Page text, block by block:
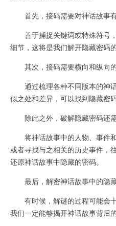
首先，接码需要对神话故事有
善于捕捉关键词或特殊符号
细节，这将是我们解开隐藏密码的
其次，接码需要横向和纵向的
通过梳理各种不同版本的神
似之处和差异，可以找到隐藏密码
除此之外，破解隐藏密码还需
将神话故事中的人物、事件和
或者寻找与之相关的历史事件，
还原神话故事中隐藏的密码。
最后，解密神话故事中的隐藏
有时候，解谜的过程可能会
我们一定能够揭开神话故事背后的